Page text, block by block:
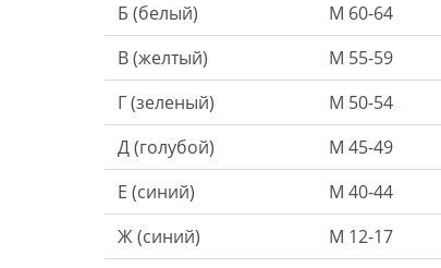
Б (белый)
М 60-64
В (желтый)
М 55-59
Г (зеленый)
М 50-54
Д (голубой)
М 45-49
Е (синий)
М 40-44
Ж (синий)
М 12-17